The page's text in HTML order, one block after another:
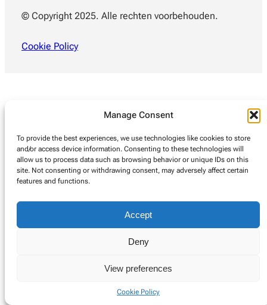
Manage Consent
To provide the best experiences, we use technologies like cookies to store
and/or access device information. Consenting to these technologies will
allow us to process data such as browsing behavior or unique IDs on this
site. Not consenting or withdrawing consent, may adversely affect certain
features and functions.
Accept
Deny
View preferences
Cookie Policy
© Copyright 2025. Alle rechten voorbehouden.
Cookie Policy